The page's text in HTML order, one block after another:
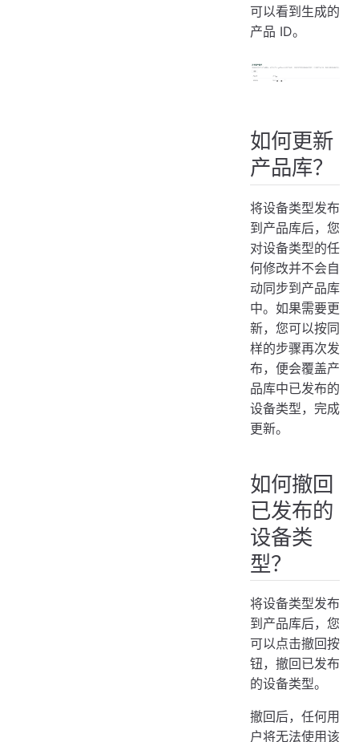
可以看到生成的
产品 ID。
如何更新
产品库？
将设备类型发布
到产品库后，您
对设备类型的任
何修改并不会自
动同步到产品库
中。如果需要更
新，您可以按同
样的步骤再次发
布，便会覆盖产
品库中已发布的
设备类型，完成
更新。
如何撤回
已发布的
设备类
型？
将设备类型发布
到产品库后，您
可以点击撤回按
钮，撤回已发布
的设备类型。
撤回后，任何用
户将无法使用该